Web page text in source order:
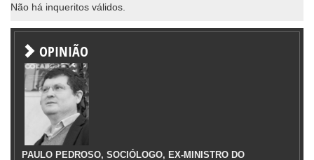
Não há inqueritos válidos.
OPINIÃO
PAULO PEDROSO, SOCIÓLOGO, EX-MINISTRO DO